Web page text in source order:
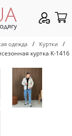
одежда / Куртки /
куртка К-1416